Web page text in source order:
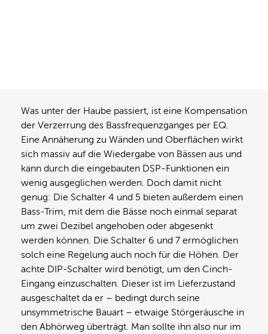
Was unter der Haube passiert, ist eine Kompensation
der Verzerrung des Bassfrequenzganges per EQ.
Eine Annäherung zu Wänden und Oberflächen wirkt
sich massiv auf die Wiedergabe von Bässen aus und
kann durch die eingebauten DSP-Funktionen ein
wenig ausgeglichen werden. Doch damit nicht
genug: Die Schalter 4 und 5 bieten außerdem einen
Bass-Trim, mit dem die Bässe noch einmal separat
um zwei Dezibel angehoben oder abgesenkt
werden können. Die Schalter 6 und 7 ermöglichen
solch eine Regelung auch noch für die Höhen. Der
achte DIP-Schalter wird benötigt, um den Cinch-
Eingang einzuschalten. Dieser ist im Lieferzustand
ausgeschaltet da er – bedingt durch seine
unsymmetrische Bauart – etwaige Störgeräusche in
den Abhörweg überträgt. Man sollte ihn also nur im